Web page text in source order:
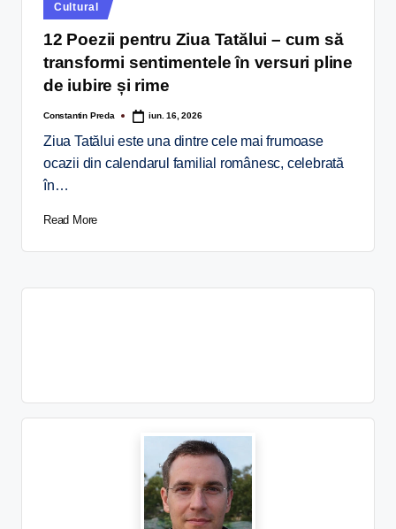
Cultural
12 Poezii pentru Ziua Tatălui – cum să
transformi sentimentele în versuri pline
de iubire și rime
Constantin Preda iun. 16, 2026
Ziua Tatălui este una dintre cele mai frumoase
ocazii din calendarul familial românesc, celebrată
în…
Read More